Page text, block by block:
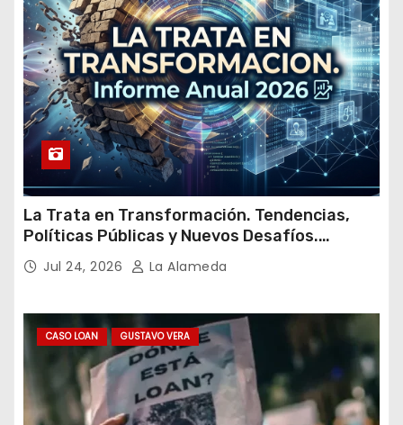
La Trata en Transformación. Tendencias,
Políticas Públicas y Nuevos Desafíos.
Argentina y el Mundo – Julio 2026
Jul 24, 2026 La Alameda
CASO LOAN GUSTAVO VERA